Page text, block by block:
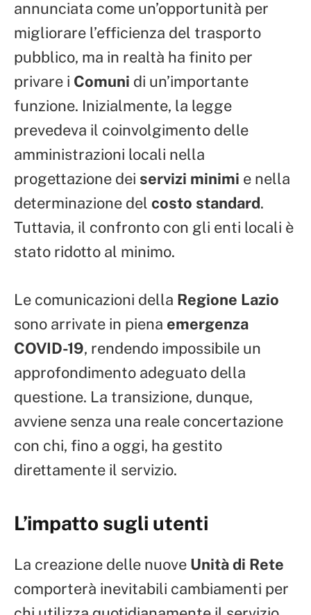
annunciata come un’opportunità per
migliorare l’efficienza del trasporto
pubblico, ma in realtà ha finito per
privare i Comuni di un’importante
funzione. Inizialmente, la legge
prevedeva il coinvolgimento delle
amministrazioni locali nella
progettazione dei servizi minimi e nella
determinazione del costo standard.
Tuttavia, il confronto con gli enti locali è
stato ridotto al minimo.
Le comunicazioni della Regione Lazio
sono arrivate in piena emergenza
COVID-19, rendendo impossibile un
approfondimento adeguato della
questione. La transizione, dunque,
avviene senza una reale concertazione
con chi, fino a oggi, ha gestito
direttamente il servizio.
L’impatto sugli utenti
La creazione delle nuove Unità di Rete
comporterà inevitabili cambiamenti per